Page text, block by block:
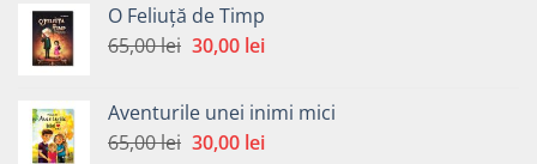
O Feliuță de Timp
65,00lei Prețul
fost:
65,00 lei.
30,00 leiPrețul
30,00 lei.
Aventurile unei inimi mici
65,00lei Prețul
30,00 leiPrețul